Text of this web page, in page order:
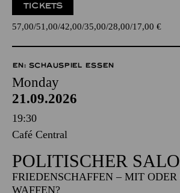
TICKETS
57,00 51,00 42,00 35,00 28,00 17,00 €
EN: SCHAUSPIEL ESSEN
Monday
21.09.2026
19:30
Café Central
POLITISCHER
FRIEDENSCHAFFEN – MIT ODER
WAFFEN?